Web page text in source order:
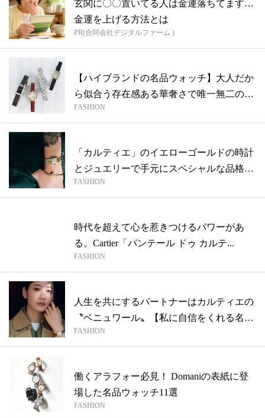
玄関に〇〇置いてる人は金運落ちてます…
金運を上げる方法とは
PR(合同会社デジタルファーム )
【ハイブランドの名品ウォッチ】大人だか
ら似合う存在感ある華奢さで唯一無二の品
格を
FASHION
「カルティエ」のイエローゴールドの時計
とジュエリーで手元にスペシャルな品格を
【愛...
FASHION
時代を超えて心を惹きつけるパワーがあ
る。Cartier「パンテール ドゥ カルテ...
FASHION
人生を共にするパートナーはカルティエの
〝ベニュワール〟【私に自信をくれる名品
ウォ...
FASHION
働くアラフォー必見！ Domaniの表紙に登
場した名品ウォッチ11選
FASHION